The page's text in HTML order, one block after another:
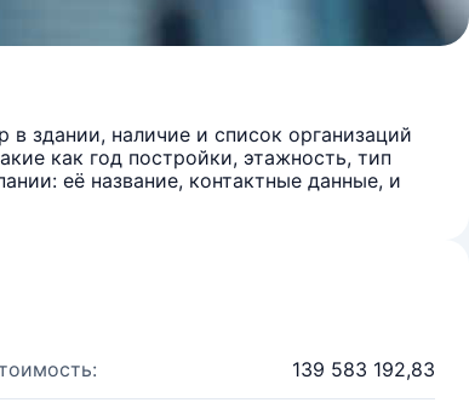
здании, наличие и список организаций
как год постройки, этажность, тип
её название, контактные данные, и
139 583 192,83